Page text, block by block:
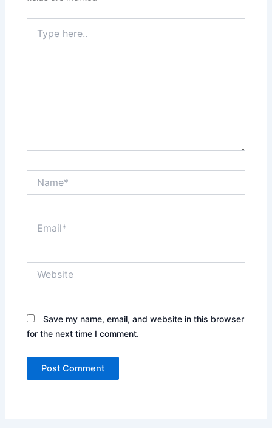
here..
Save my name, email, and website in this browser
for the next time I comment.